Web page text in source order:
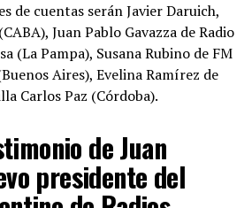
de cuentas serán Javier Daruich,
Juan Pablo Gavazza de Radio
(La Pampa), Susana Rubino de FM
Aires), Evelina Ramírez de
Carlos Paz (Córdoba).
de Juan
presidente del